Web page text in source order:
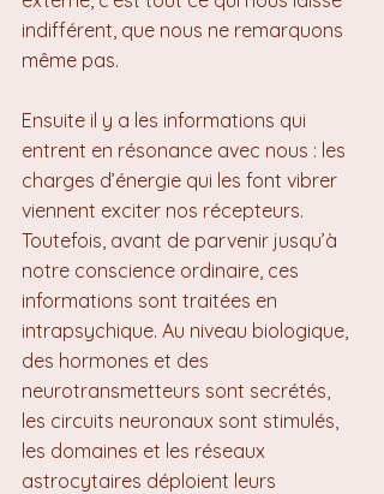
indifférent, que nous ne remarquons
même pas.
Ensuite il y a les informations qui
entrent en résonance avec nous : les
charges d’énergie qui les font vibrer
viennent exciter nos récepteurs.
Toutefois, avant de parvenir jusqu’à
notre conscience ordinaire, ces
informations sont traitées en
intrapsychique. Au niveau biologique,
des hormones et des
neurotransmetteurs sont secrétés,
les circuits neuronaux sont stimulés,
les domaines et les réseaux
astrocytaires déploient leurs